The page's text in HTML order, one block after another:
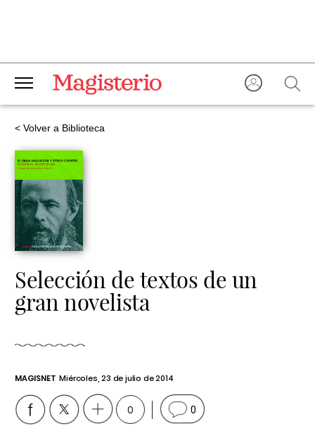
< Volver a Biblioteca
Selección de textos de un
gran novelista
MAGISNET Miércoles, 23 de julio de 2014
0 0